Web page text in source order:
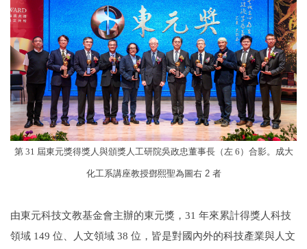
第 31 屆東元獎得獎人與頒獎人工研院吳政忠董事長（左 6）合影。 成大
化工系講座教授鄧熙聖為圖右 2 者
由東元科技文教基金會主辦的東元獎，31 年來累計得獎人科技
領域 149 位、人文領域 38 位，皆是對國內外的科技產業與人文